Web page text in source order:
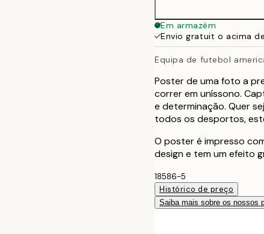
Em armazém
Envio gratuit o acima
Equipa de futebol
Poster de uma foto a
correr em uníssono.
e determinação. Quer
todos os desportos,
O poster é impresso
design e tem um efeito
18586-5
Histórico de preço
Saiba mais sobre os nossos